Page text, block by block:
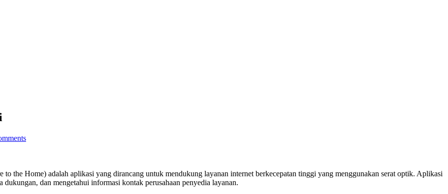
the Home) adalah aplikasi yang dirancang untuk mendukung layanan internet berkecepatan tinggi yang menggunakan serat optik. Aplikasi
dan mengetahui informasi kontak perusahaan penyedia layanan.